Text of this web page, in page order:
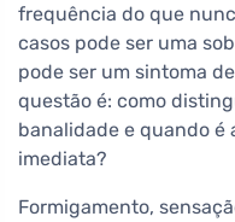
frequência do que
casos pode ser uma
pode ser um sintoma
questão é: como
banalidade e quando é
imediata?
Formigamento,